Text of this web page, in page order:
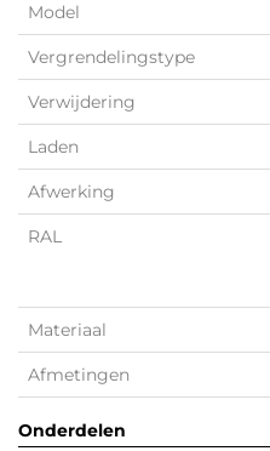
Model
Vergrendelingstype
Verwijdering
Laden
Afwerking
RAL
Materiaal
Afmetingen
Onderdelen